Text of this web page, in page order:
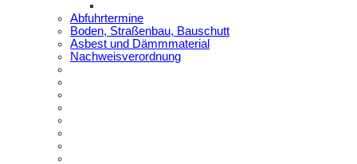
Abfuhrtermine
Boden, Straßenbau, Bauschutt
Asbest und Dämmmaterial
Nachweisverordnung